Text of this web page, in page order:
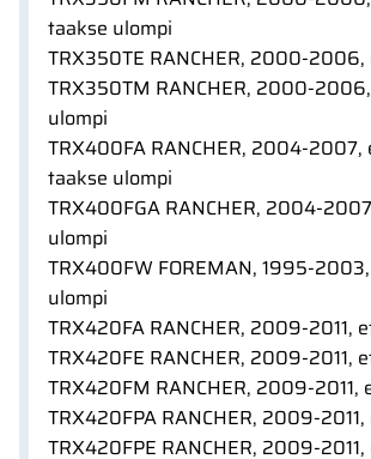
taakse ulompi
TRX350TE RANCHER, 2000-
TRX350TM RANCHER, 2000-
ulompi
TRX400FA RANCHER, 2004-2007,
taakse ulompi
TRX400FGA RANCHER, 2004-
ulompi
TRX400FW FOREMAN, 1995-
ulompi
TRX420FA RANCHER, 2009-2011,
TRX420FE RANCHER, 2009-2011,
TRX420FM RANCHER, 2009-2011,
TRX420FPA RANCHER, 2009-
TRX420FPE RANCHER, 2009-